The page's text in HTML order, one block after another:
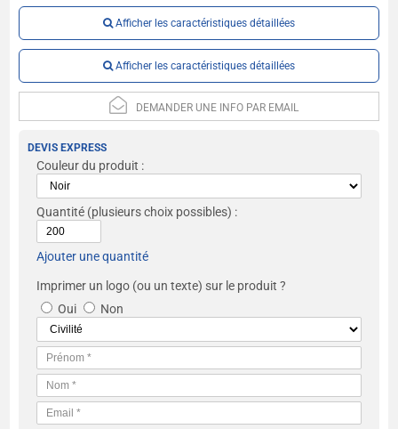
Afficher les caractéristiques détaillées
Afficher les caractéristiques détaillées
DEMANDER UNE INFO PAR EMAIL
DEVIS EXPRESS
Couleur du produit :
Quantité (plusieurs choix possibles) :
Ajouter une quantité
Imprimer un logo (ou un texte) sur le produit ?
Oui
Non